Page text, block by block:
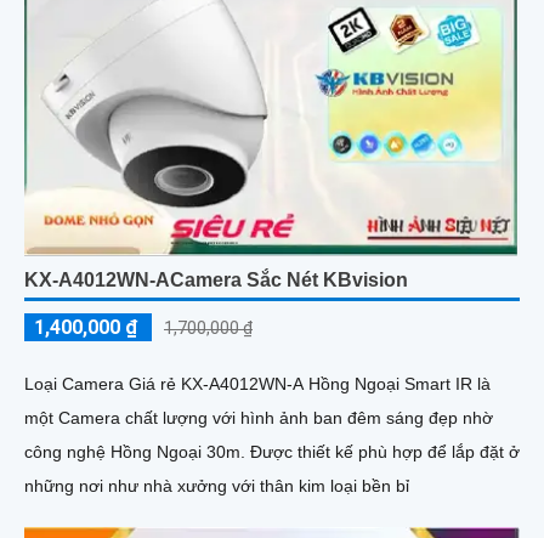
KX-A4012WN-ACamera Sắc Nét KBvision
1,400,000 ₫ 1,700,000 ₫
Loại Camera Giá rẻ KX-A4012WN-A Hồng Ngoại Smart IR là
một Camera chất lượng với hình ảnh ban đêm sáng đẹp nhờ
công nghệ Hồng Ngoại 30m. Được thiết kế phù hợp để lắp đặt ở
những nơi như nhà xưởng với thân kim loại bền bỉ